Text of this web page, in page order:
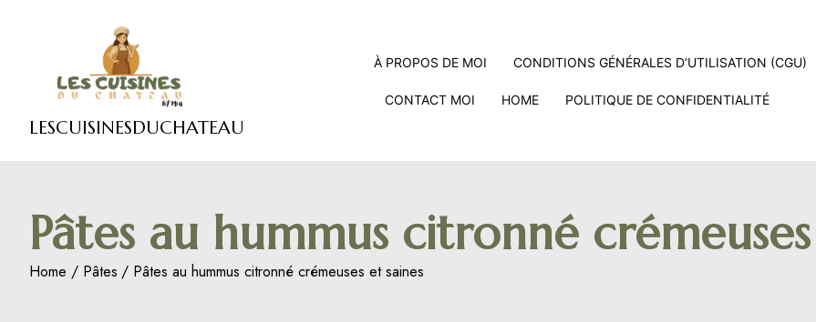
LESCUISINESDUCHATEAU
À PROPOS DE MOI CONDITIONS GÉNÉRALES D’UTILISATION (CGU)
CONTACT MOI HOME POLITIQUE DE CONFIDENTIALITÉ
Pâtes au hummus citronné
Home Pâtes Pâtes au hummus citronné crémeuses et saines